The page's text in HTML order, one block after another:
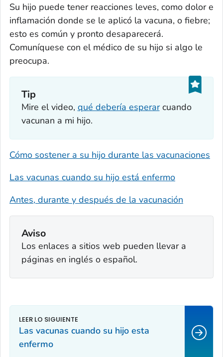
Su hijo puede tener reacciones leves, como dolor e
inflamación donde se le aplicó la vacuna, o fiebre;
esto es común y pronto desaparecerá.
Comuníquese con el médico de su hijo si algo le
preocupa.
Tip
Mire el video, qué debería esperarcuando
vacunan a mi hijo.
Cómo sostener a su hijo durante las vacunaciones
Las vacunas cuando su hijo está enfermo
Antes, durante y después de la vacunación
Aviso
Los enlaces a sitios web pueden llevar a
páginas en inglés o español.
Las vacunas cuando su hijo esta
enfermo